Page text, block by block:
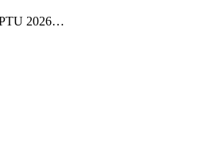
2026…